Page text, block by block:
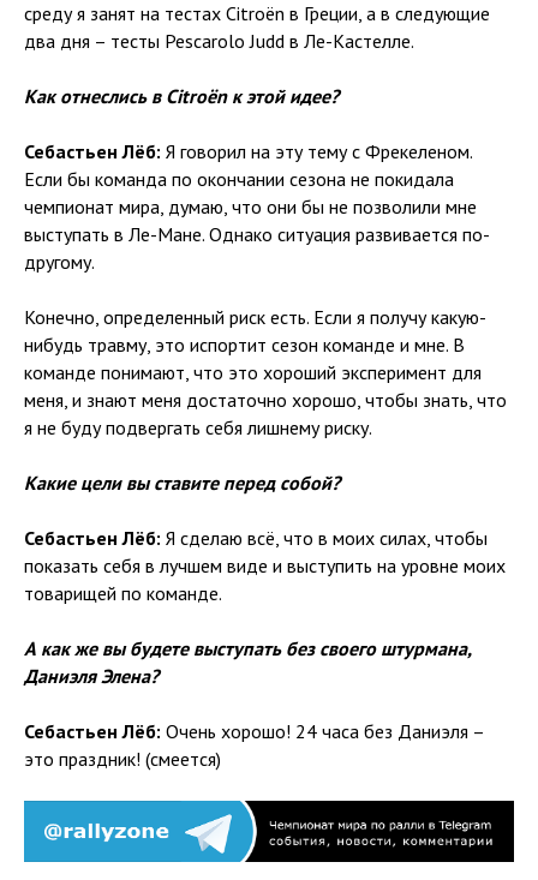
среду я занят на тестах Citroën в Греции, а в следующие
два дня – тесты Pescarolo Judd в Ле-Кастелле.
Как отнеслись в Citroën к этой идее?
Себастьен Лёб: Я говорил на эту тему с Фрекеленом.
Если бы команда по окончании сезона не покидала
чемпионат мира, думаю, что они бы не позволили мне
выступать в Ле-Мане. Однако ситуация развивается по-
другому.
Конечно, определенный риск есть. Если я получу какую-
нибудь травму, это испортит сезон команде и мне. В
команде понимают, что это хороший эксперимент для
меня, и знают меня достаточно хорошо, чтобы знать, что
я не буду подвергать себя лишнему риску.
Какие цели вы ставите перед собой?
Себастьен Лёб: Я сделаю всё, что в моих силах, чтобы
показать себя в лучшем виде и выступить на уровне моих
товарищей по команде.
А как же вы будете выступать без своего штурмана,
Даниэля Элена?
Себастьен Лёб: Очень хорошо! 24 часа без Даниэля –
это праздник! (смеется)